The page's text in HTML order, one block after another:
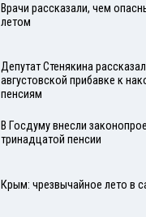
Врачи рассказали, чем
летом
Депутат Стенякина
августовской прибавке к
пенсиям
В Госдуму внесли
тринадцатой пенсии
Крым: чрезвычайное лето в